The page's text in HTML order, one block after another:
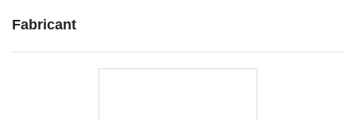
Fabricant